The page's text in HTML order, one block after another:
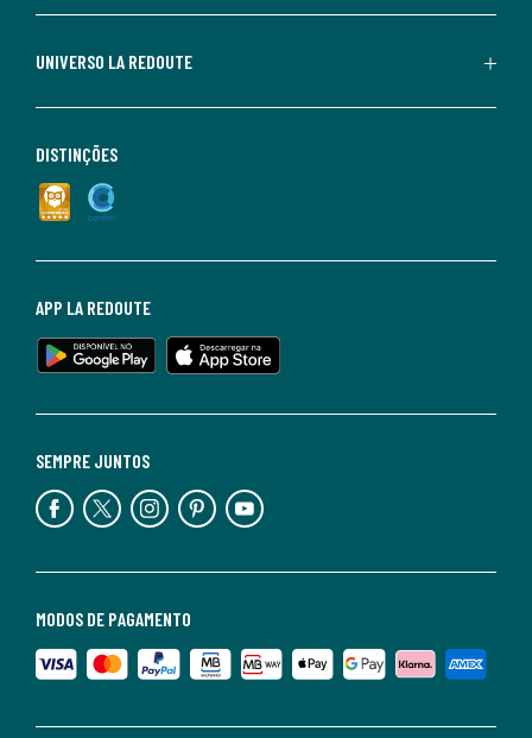
UNIVERSO LA REDOUTE
MODOS DE PAGAMENTO
SEMPRE JUNTOS
APP LA REDOUTE
DISTINÇÕES